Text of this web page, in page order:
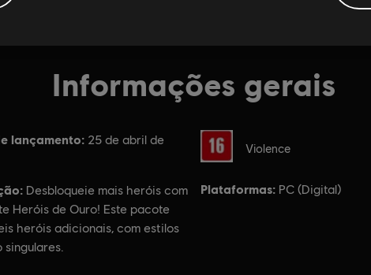
Informações gerais
lançamento: 25 de abril de
Desbloqueie mais heróis com
Heróis de Ouro! Este pacote
heróis adicionais, com estilos
singulares.
Classificação
Violence
Plataformas: PC (Digital)